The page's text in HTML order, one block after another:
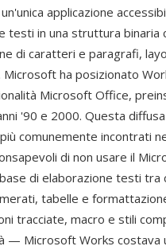
applicazione
testi in una struttura
di caratteri e paragrafi,
ha posizionato
Microsoft Office,
'90 e 2000. Questa
comunemente incontrati
di non usare il
di elaborazione testi
tabelle e
tracciate, macro e stili
— Microsoft Works costava